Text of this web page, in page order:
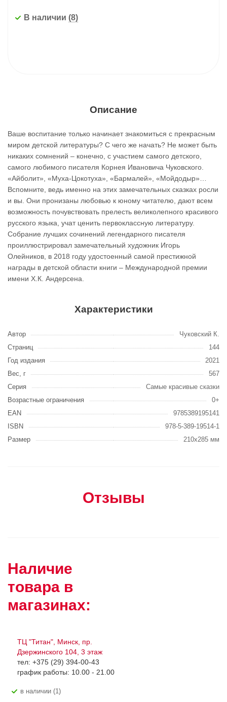
В наличии (8)
Описание
Ваше воспитание только начинает знакомиться с прекрасным
миром детской литературы? С чего же начать? Не может быть
никаких сомнений – конечно, с участием самого детского,
самого любимого писателя Корнея Ивановича Чуковского.
«Айболит», «Муха-Цокотуха», «Бармалей», «Мойдодыр»…
Вспомните, ведь именно на этих замечательных сказках росли
и вы. Они пронизаны любовью к юному читателю, дают всем
возможность почувствовать прелесть великолепного красивого
русского языка, учат ценить первоклассную литературу.
Собрание лучших сочинений легендарного писателя
проиллюстрировал замечательный художник Игорь
Олейников, в 2018 году удостоенный самой престижной
награды в детской области книги – Международной премии
имени Х.К. Андерсена.
Характеристики
Автор
Чуковский К.
Страниц
144
Год издания
2021
Вес, г
567
Серия
Самые красивые сказки
Возрастные ограничения
0+
EAN
9785389195141
ISBN
978-5-389-19514-1
Размер
210x285 мм
Отзывы
Наличие
товара в
магазинах:
ТЦ "Титан", Минск, пр.
Дзержинского 104, 3 этаж
тел: +375 (29) 394-00-43
график работы: 10.00 - 21.00
В наличии (1)